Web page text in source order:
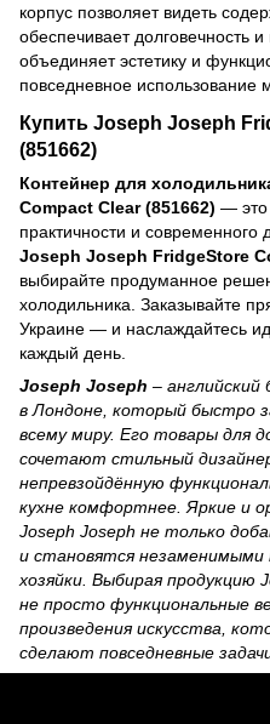
корпус позволяет видеть
обеспечивает долговечность
объединяет эстетику и
повседневное использование
Купить Joseph Joseph
(851662)
Контейнер для
Compact Clear (851662) — это
практичности и современного
Joseph Joseph FridgeStore
выбирайте продуманное
холодильника. Заказывайте
Украине — и наслаждайтесь
каждый день.
Joseph Joseph – английский
в Лондоне, который быстро
всему миру. Его товары для
сочетают стильный
непревзойдённую
кухне комфортнее. Яркие и
Joseph Joseph не только
и становятся
хозяйки. Выбирая продукцию
не просто функциональные
произведения искусства,
сделают повседневные